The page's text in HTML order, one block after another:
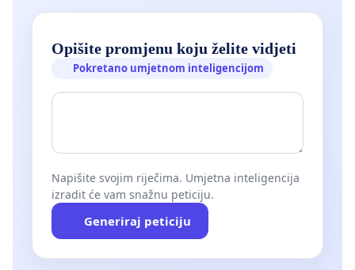
Opišite promjenu koju želite vidjeti
Pokretano umjetnom inteligencijom
Napišite svojim riječima. Umjetna inteligencija
izradit će vam snažnu peticiju.
Generiraj peticiju